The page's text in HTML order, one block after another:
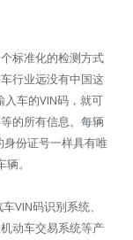
标准化的检测方式
行业远没有中国这
车的VIN码，就可
的所有信息。每辆
身份证号一样具有唯
。
VIN码识别系统、
动车交易系统等产